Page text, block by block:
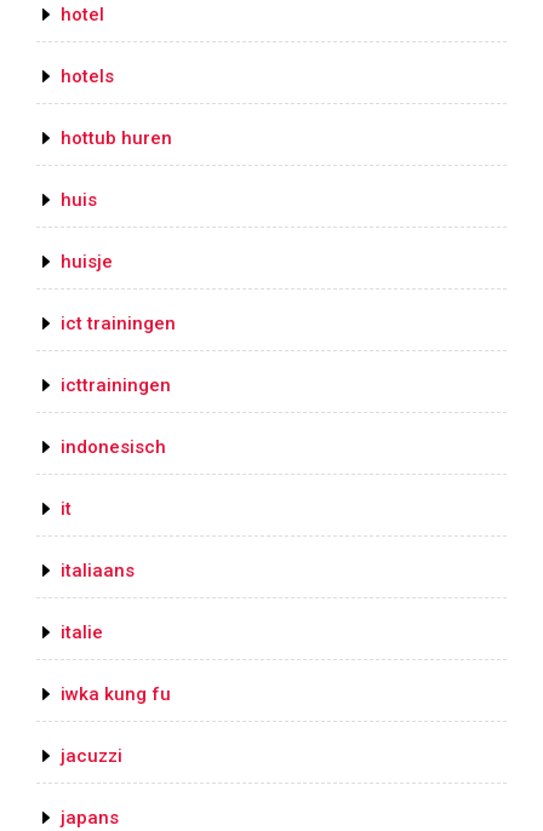
hotel
hotels
hottub huren
huis
huisje
ict trainingen
icttrainingen
indonesisch
it
italiaans
italie
iwka kung fu
jacuzzi
japans